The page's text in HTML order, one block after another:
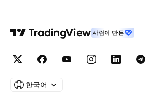
사람이 만든
한국어